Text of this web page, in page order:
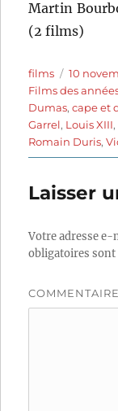
Martin
(2 films)
Auteur
films
Publié
le
10
Films des
Dumas,cape et
Garrel, Louis XIII,
Romain Duris,
Laisser
Votre adresse e-
obligatoires sont
COMMENTAIRE